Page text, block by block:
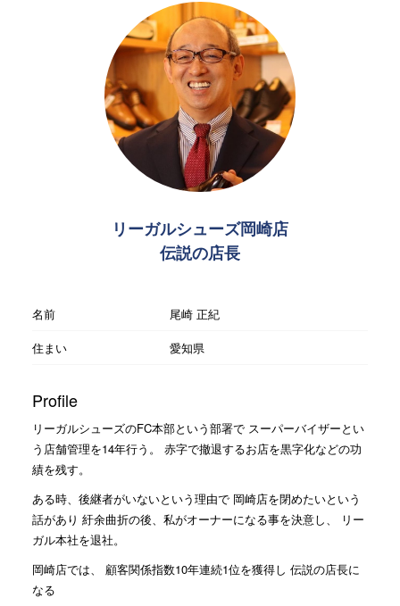
リーガルシューズ岡崎店
伝説の店長
名前
尾崎 正紀
住まい
愛知県
Profile
リーガルシューズのFC本部という部署で スーパーバイザーとい
う店舗管理を14年行う。 赤字で撤退するお店を黒字化などの功
績を残す。
ある時、後継者がいないという理由で 岡崎店を閉めたいという
話があり 紆余曲折の後、私がオーナーになる事を決意し、 リー
ガル本社を退社。
岡崎店では、 顧客関係指数10年連続1位を獲得し 伝説の店長に
なる